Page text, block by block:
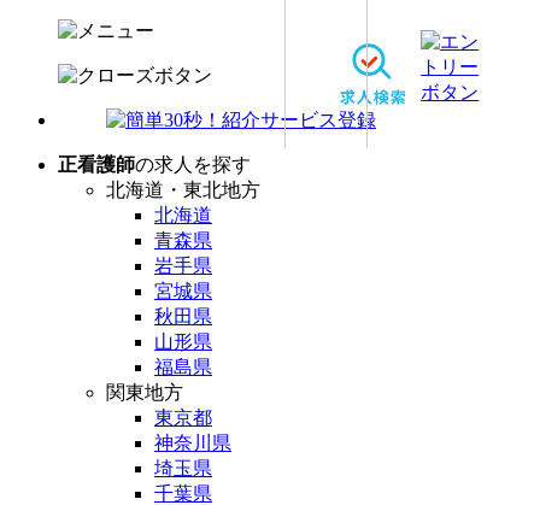
正看護師の求人を探す
北海道・東北地方
北海道
青森県
岩手県
宮城県
秋田県
山形県
福島県
関東地方
東京都
神奈川県
埼玉県
千葉県